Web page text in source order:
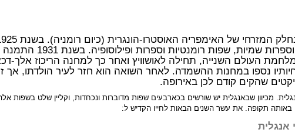
באוניברסיטת וינה. תחומי
העולם השנייה, תחילה לאושוויץ ואחר כך למחנה הריכוז אלך-
אחיותיו נספו במחנות ההשמדה. לאחר השואה הוא חזר לעיר הולדתו,
מכיוון שבאנגלית יש שורשים בכארבעים שפות מדוברות ונכחדות, וקליין שלט בשפות אלה,
באותה תקופה. את עשר השנים הבאות לחייו הקדיש ל:
אנגלית